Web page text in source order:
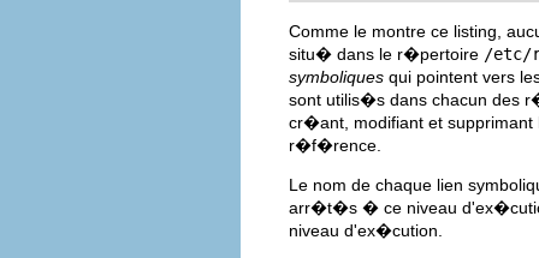
Comme le montre ce listing,
situ� dans le r�pertoire /etc/
symboliques qui pointent vers
sont utilis�s dans chacun des
cr�ant, modifiant et supprimant
r�f�rence.
Le nom de chaque lien
arr�t�s � ce niveau
niveau d'ex�cution.